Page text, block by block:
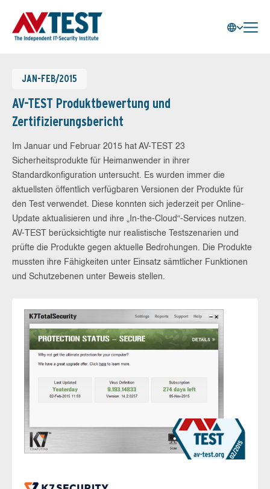
JAN-FEB/2015
AV-TEST Produktbewertung und
Zertifizierungsbericht
Im Januar und Februar 2015 hat AV-TEST 23
Sicherheitsprodukte für Heimanwender in ihrer
Standardkonfiguration untersucht. Es wurden immer die
aktuellsten öffentlich verfügbaren Versionen der Produkte für
den Test verwendet. Diese konnten sich jederzeit per Online-
Update aktualisieren und ihre „In-the-Cloud“-Services nutzen.
AV-TEST berücksichtigte nur realistische Testszenarien und
prüfte die Produkte gegen aktuelle Bedrohungen. Die Produkte
mussten ihre Fähigkeiten unter Einsatz sämtlicher Funktionen
und Schutzebenen unter Beweis stellen.